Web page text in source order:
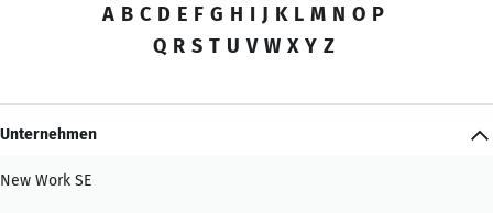
A B C D E F G H I J K L M N O P
Q R S T U V W X Y Z
Unternehmen
New Work SE